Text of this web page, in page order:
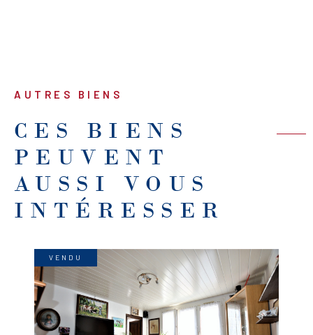
AUTRES BIENS
CES BIENS
PEUVENT
AUSSI VOUS
INTÉRESSER
VENDU
VOIR LE BIEN